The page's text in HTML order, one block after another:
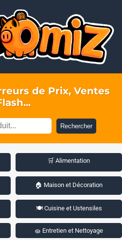
de Prix, Ventes
Rechercher
🛒 Alimentation
🏠 Maison et Décoration
🍽️ Cuisine et Ustensiles
🧽 Entretien et Nettoyage